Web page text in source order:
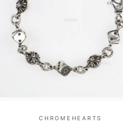
CHROMEHEARTS